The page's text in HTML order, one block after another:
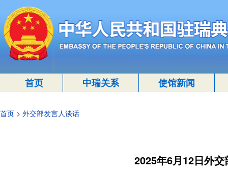
首页 中瑞关系 使馆新闻
首页 > 外交部发言人谈话
2025年6月12日外